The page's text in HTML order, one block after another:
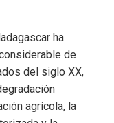
ha
de
del siglo XX,
agrícola, la